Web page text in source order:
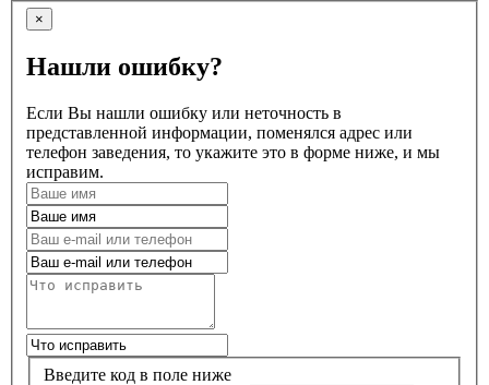
×
Нашли ошибку?
Если Вы нашли ошибку или неточность в
представленной информации, поменялся адрес или
телефон заведения, то укажите это в форме ниже, и мы
исправим.
Введите код в поле ниже